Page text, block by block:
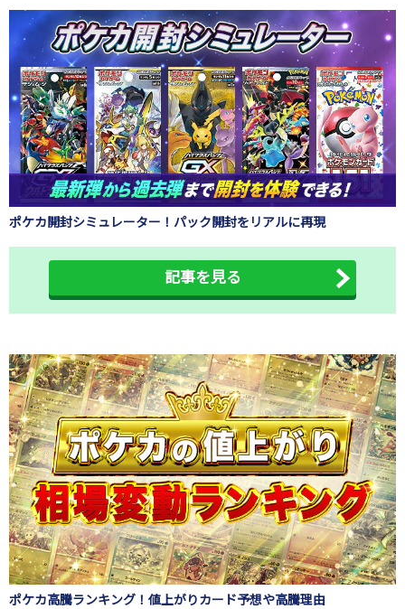
ポケカ開封シミュレーター！パック開封をリアルに再現
記事を見る
ポケカ高騰ランキング！値上がりカード予想や高騰理由